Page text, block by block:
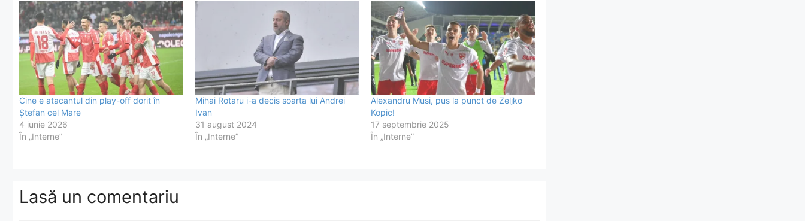
Cine e atacantul din play-off dorit în
Ștefan cel Mare
4 iunie 2026
În „Interne”
Mihai Rotaru i-a decis soarta lui Andrei
Ivan
31 august 2024
În „Interne”
Alexandru Musi, pus la punct de Zeljko
Kopic!
17 septembrie 2025
În „Interne”
Lasă un comentariu